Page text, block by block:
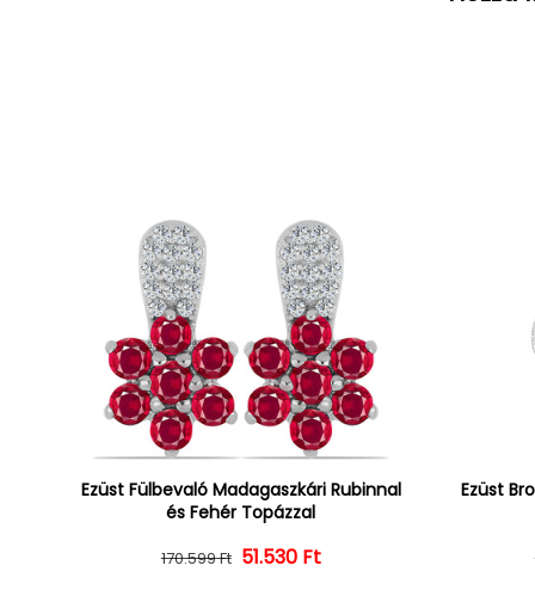
Ezüst Fülbevaló Madagaszkári Rubinnal
és Fehér Topázzal
Normál ár
170.599 Ft Kedvezményes ár
51.530 Ft
Ezüst